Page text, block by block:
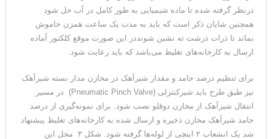
درنظر گرفته شده تا ماده شیمیایی به طور کامل در آب حل شود
همچنین شایان ذکر است که باید به مدت یک ساعت همزن خاموش
بماند تا ذرات ذرشت ته نشین شونددر این صورت موقع کلکتور آماده
ارسال به کارخانه‌های تغلیظ می‌باشد که باید رعایت شود.
برای تنظیم درصد جامد و مقدار شیرآهک در مخازن مدار بسته شیرآهک
نیز طبق طرح باید شیرکنترلی (Pneumatic Pinch Valve) در مسیر
انتقال شیرآهک از مخازن دوقلو نصب شود. برای نمونه‌گیری از درصد
جامد شیرآهک مخازن ذخیره و ارسال شده به کارخانه‌های تغلیظ پیشنهاد
شد یک انشعاب ۲ اینچی از لوله‌ها گرفته شود. شکل ۳ محل این